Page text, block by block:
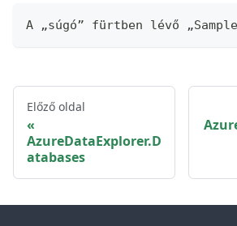
A „súgó” fürtben lévő
Előző oldal
AzureDataExplorer.D
atabases